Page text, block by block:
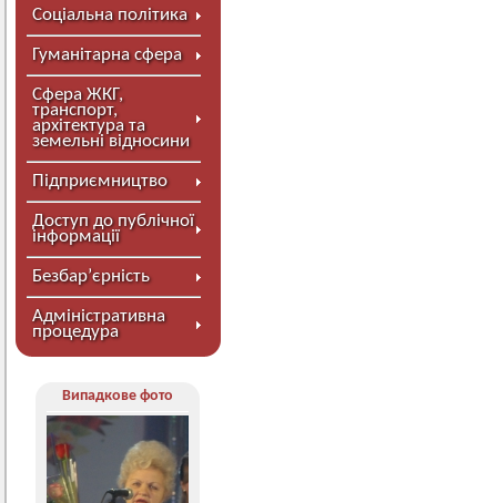
Соціальна політика
Гуманітарна сфера
Сфера ЖКГ,
транспорт,
архітектура та
земельні відносини
Підприємництво
Доступ до публічної
інформації
Безбар’єрність
Адміністративна
процедура
Випадкове фото